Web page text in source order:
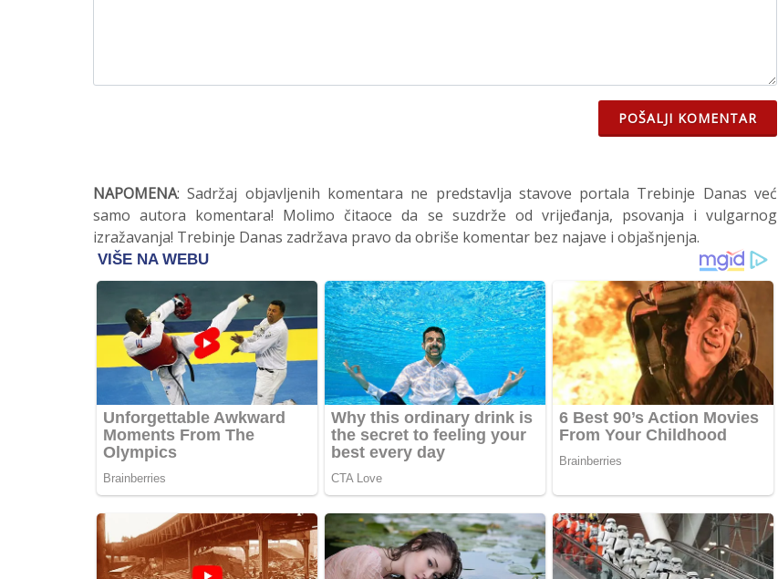
POŠALJI KOMENTAR
NAPOMENA: Sadržaj objavljenih komentara ne predstavlja stavove portala Trebinje Danas već
samo autora komentara! Molimo čitaoce da se suzdrže od vrijeđanja, psovanja i vulgarnog
izražavanja! Trebinje Danas zadržava pravo da obriše komentar bez najave i objašnjenja.